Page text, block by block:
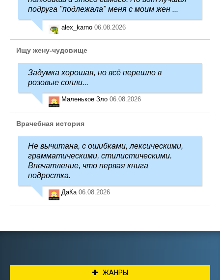
подруга "подлежала" меня с моим жен ...
alex_karno 06.08.2026
Ищу жену-чудовище
Задумка хорошая, но всё перешло в
розовые сопли...
Маленькое Зло 06.08.2026
Врачебная история
Не вычитана, с ошибками, лексическими,
грамматическими, стилистическими.
Впечатление, что первая книга
подростка.
ДаКа 06.08.2026
ЖАНРЫ